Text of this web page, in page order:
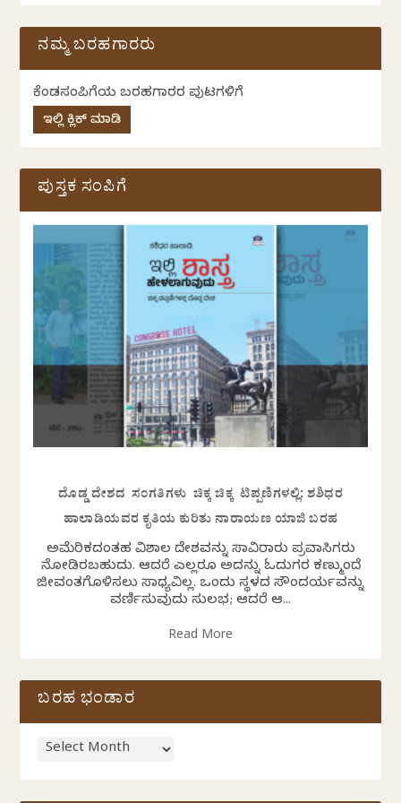
ನಮ್ಮ ಬರಹಗಾರರು
ಕೆಂಡಸಂಪಿಗೆಯ ಬರಹಗಾರರ ಪುಟಗಳಿಗೆ
ಇಲ್ಲಿ ಕ್ಲಿಕ್ ಮಾಡಿ
ಪುಸ್ತಕ ಸಂಪಿಗೆ
ದೊಡ್ಡ ದೇಶದ ಸಂಗತಿಗಳು ಚಿಕ್ಕ ಚಿಕ್ಕ ಟಿಪ್ಪಣಿಗಳಲ್ಲಿ: ಶಶಿಧರ
ಹಾಲಾಡಿಯವರ ಕೃತಿಯ ಕುರಿತು ನಾರಾಯಣ ಯಾಜಿ ಬರಹ
ಅಮೆರಿಕದಂತಹ ವಿಶಾಲ ದೇಶವನ್ನು ಸಾವಿರಾರು ಪ್ರವಾಸಿಗರು
ನೋಡಿರಬಹುದು. ಆದರೆ ಎಲ್ಲರೂ ಅದನ್ನು ಓದುಗರ ಕಣ್ಮುಂದೆ
ಜೀವಂತಗೊಳಿಸಲು ಸಾಧ್ಯವಿಲ್ಲ. ಒಂದು ಸ್ಥಳದ ಸೌಂದರ್ಯವನ್ನು
ವರ್ಣಿಸುವುದು ಸುಲಭ; ಆದರೆ ಆ...
Read More
ಬರಹ ಭಂಡಾರ